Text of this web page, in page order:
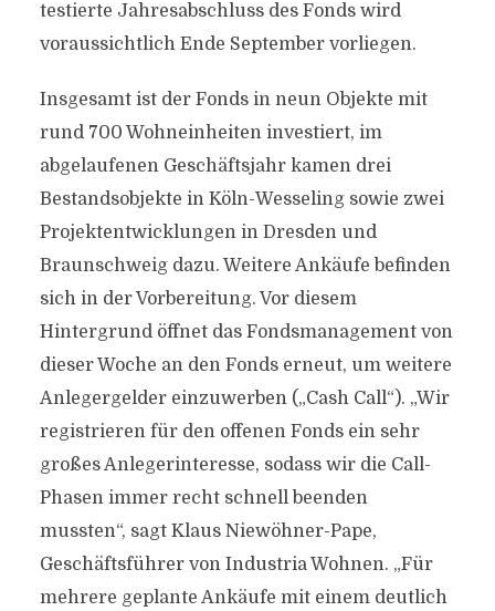
testierte Jahresabschluss des Fonds wird
voraussichtlich Ende September vorliegen.
Insgesamt ist der Fonds in neun Objekte mit
rund 700 Wohneinheiten investiert, im
abgelaufenen Geschäftsjahr kamen drei
Bestandsobjekte in Köln-Wesseling sowie zwei
Projektentwicklungen in Dresden und
Braunschweig dazu. Weitere Ankäufe befinden
sich in der Vorbereitung. Vor diesem
Hintergrund öffnet das Fondsmanagement von
dieser Woche an den Fonds erneut, um weitere
Anlegergelder einzuwerben („Cash Call“). „Wir
registrieren für den offenen Fonds ein sehr
großes Anlegerinteresse, sodass wir die Call-
Phasen immer recht schnell beenden
mussten“, sagt Klaus Niewöhner-Pape,
Geschäftsführer von Industria Wohnen. „Für
mehrere geplante Ankäufe mit einem deutlich